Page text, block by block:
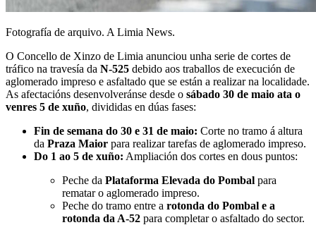
Fotografía de arquivo. A Limia News.
O Concello de Xinzo de Limia anunciou unha serie de cortes de
tráfico na travesía da N-525 debido aos traballos de execución de
aglomerado impreso e asfaltado que se están a realizar na localidade.
As afectacións desenvolveránse desde o sábado 30 de maio ata o
venres 5 de xuño, divididas en dúas fases:
Fin de semana do 30 e 31 de maio: Corte no tramo á altura
da Praza Maior para realizar tarefas de aglomerado impreso.
Do 1 ao 5 de xuño: Ampliación dos cortes en dous puntos:
Peche da Plataforma Elevada do Pombal para
rematar o aglomerado impreso.
Peche do tramo entre a rotonda do Pombal e a
rotonda da A-52 para completar o asfaltado do sector.